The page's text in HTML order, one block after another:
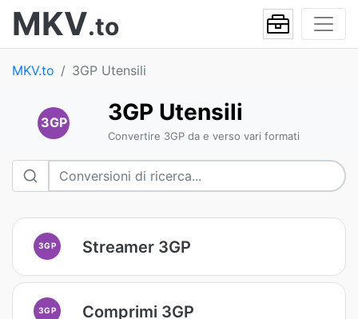
MKV.to
MKV.to 3GP Utensili
3GP 3GP Utensili
Convertire 3GP da e verso vari formati
3GP Streamer 3GP
3GP Comprimi 3GP